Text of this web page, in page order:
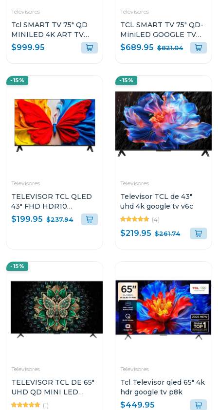
Televisores
Tcl SMART TV 75" QD
MINILED 4K ART TV
GOOGLE TV A400PRO
$999.95
Televisores
TCL SMART TV 75" QD-
MiniLED GOOGLE TV
P8L
$689.95 $821.04
-15%
Televisores
TELEVISOR TCL QLED
43" FHD HDR10
QUANTUM DOT S5K
GOOGLE TV
$199.95 $237.94
-15%
Televisores
Televisor TCL de 43"
uhd 4k google tv v6c
(4)
$219.95 $261.74
-15%
Televisores
TELEVISOR TCL DE 65"
UHD QD MINI LED
GOOGLE TV C6K
(1)
Televisores
Tcl Televisor qled 65" 4k
hdr google tv p8k
$449.95